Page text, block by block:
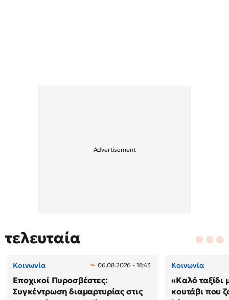
τελευταία
Κοινωνία 06.08.2026 - 18:43
Εποχικοί Πυροσβέστες:
Συγκέντρωση διαμαρτυρίας στις
Κοινωνία
«Καλό ταξίδι
κουτάβι που